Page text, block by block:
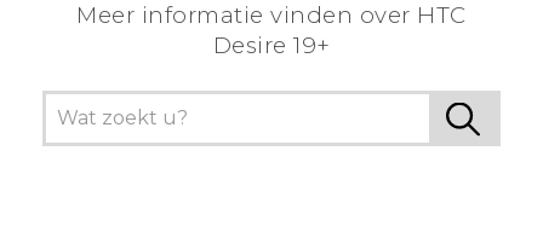
Meer informatie vinden over ‎HTC
Desire 19+‎